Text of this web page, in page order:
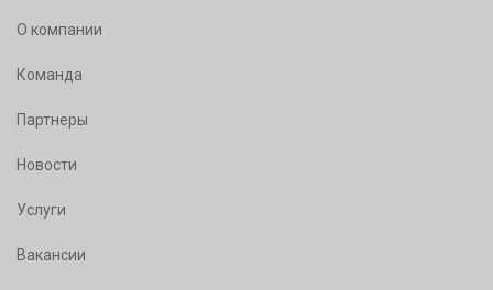
О компании
Команда
Партнеры
Новости
Услуги
Вакансии